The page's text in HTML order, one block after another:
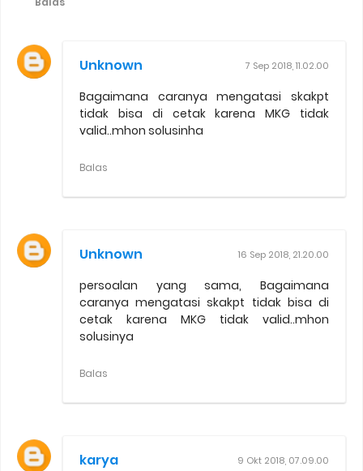
Unknown 7 Sep 2018, 11.02.00
Bagaimana caranya mengatasi skakpt
tidak bisa di cetak karena MKG tidak
valid..mhon solusinha
Balas
Unknown 16 Sep 2018, 21.20.00
persoalan yang sama, Bagaimana
caranya mengatasi skakpt tidak bisa di
cetak karena MKG tidak valid..mhon
solusinya
Balas
karya 9 Okt 2018, 07.09.00